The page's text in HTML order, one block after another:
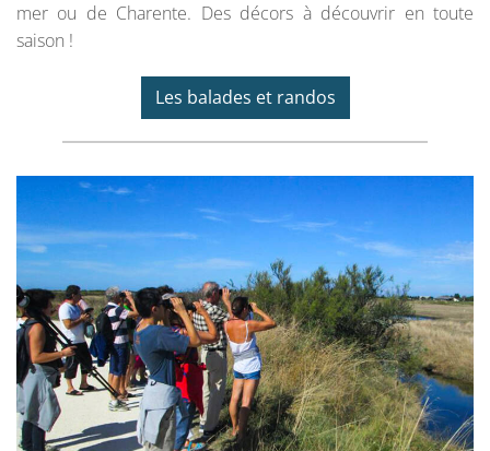
mer ou de Charente. Des décors à découvrir en toute
saison !
Les balades et randos